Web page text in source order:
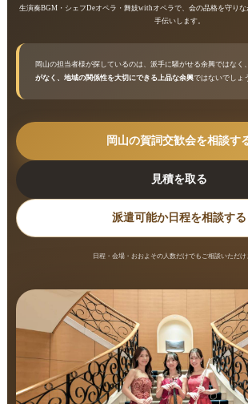
生演奏BGM・シェフDeオペラ・舞妓withオペラで、会の品格を守り
手伝いします。
岡山の担当者様が探しているのは、派手に騒がせる余興ではなく、
がなく、地域の関係性を大切にできる上品な余興ではないでしょ
岡山の賀詞交歓会を相談す
見積を取る
派遣可能か日程を相談する
日程・会場・おおよその人数だけでもご相談いただけ